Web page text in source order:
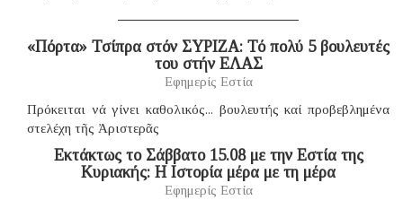
«Πόρτα» Τσίπρα στόν ΣΥΡΙΖΑ: Τό πολύ 5 βουλευτές
του στήν ΕΛΑΣ
Εφημερίς Εστία
Πρόκειται νά γίνει καθολικός... βουλευτής καί προβεβλημένα
στελέχη τῆς Ἀριστερᾶς
Eκτάκτως το Σάββατο 15.08 με την Εστία της
Κυριακής: Η Ιστορία μέρα με τη μέρα
Εφημερίς Εστία